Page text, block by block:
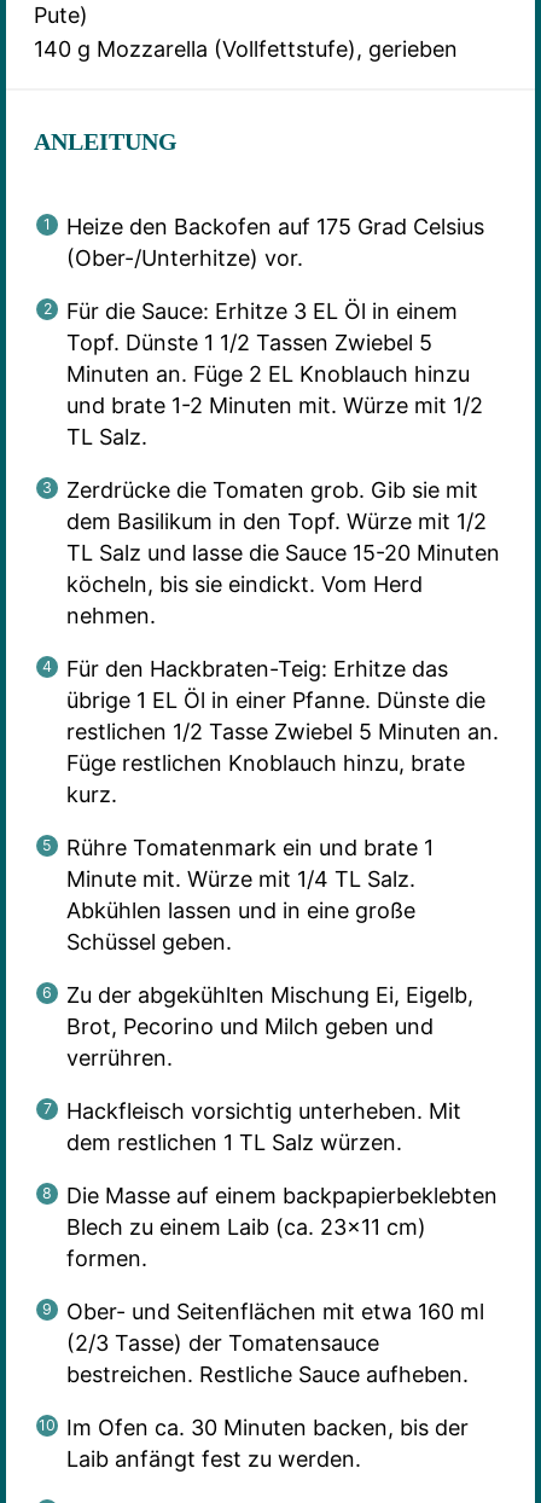
Pute)
140 g Mozzarella (Vollfettstufe), gerieben
ANLEITUNG
Heize den Backofen auf 175 Grad Celsius
(Ober-/Unterhitze) vor.
Für die Sauce: Erhitze 3 EL Öl in einem
Topf. Dünste 1 1/2 Tassen Zwiebel 5
Minuten an. Füge 2 EL Knoblauch hinzu
und brate 1-2 Minuten mit. Würze mit 1/2
TL Salz.
Zerdrücke die Tomaten grob. Gib sie mit
dem Basilikum in den Topf. Würze mit 1/2
TL Salz und lasse die Sauce 15-20 Minuten
köcheln, bis sie eindickt. Vom Herd
nehmen.
Für den Hackbraten-Teig: Erhitze das
übrige 1 EL Öl in einer Pfanne. Dünste die
restlichen 1/2 Tasse Zwiebel 5 Minuten an.
Füge restlichen Knoblauch hinzu, brate
kurz.
Rühre Tomatenmark ein und brate 1
Minute mit. Würze mit 1/4 TL Salz.
Abkühlen lassen und in eine große
Schüssel geben.
Zu der abgekühlten Mischung Ei, Eigelb,
Brot, Pecorino und Milch geben und
verrühren.
Hackfleisch vorsichtig unterheben. Mit
dem restlichen 1 TL Salz würzen.
Die Masse auf einem backpapierbeklebten
Blech zu einem Laib (ca. 23×11 cm)
formen.
Ober- und Seitenflächen mit etwa 160 ml
(2/3 Tasse) der Tomatensauce
bestreichen. Restliche Sauce aufheben.
Im Ofen ca. 30 Minuten backen, bis der
Laib anfängt fest zu werden.